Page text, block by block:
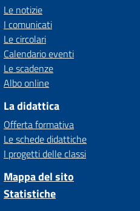
Le notizie
I comunicati
Le circolari
Calendario eventi
Le scadenze
Albo online
La didattica
Offerta formativa
Le schede didattiche
I progetti delle classi
Mappa del sito
Statistiche